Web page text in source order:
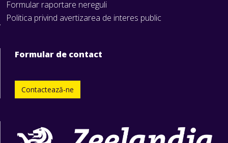
Formular raportare nereguli
Politica privind avertizarea de interes public
Formular de contact
Contactează-ne